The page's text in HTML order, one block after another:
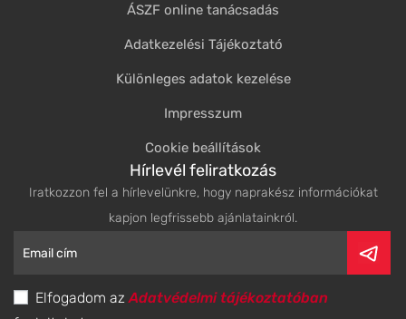
ÁSZF online tanácsadás
Adatkezelési Tájékoztató
Különleges adatok kezelése
Impresszum
Cookie beállítások
Hírlevél feliratkozás
Iratkozzon fel a hírlevelünkre, hogy naprakész információkat
kapjon legfrissebb ajánlatainkról.
Elfogadom azAdatvédelmi tájékoztatóban